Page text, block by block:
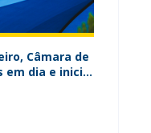
Câmara de
em dia e inicia